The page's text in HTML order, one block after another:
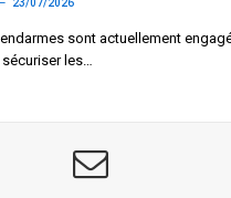
sont actuellement
les…